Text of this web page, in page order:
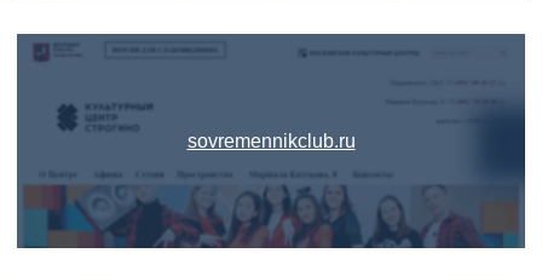
sovremennikclub.ru